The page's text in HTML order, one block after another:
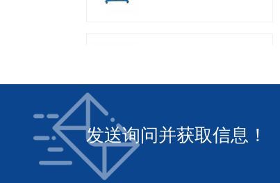
方形暖通风管自动风管生
产线3
发送询问并获取信息！